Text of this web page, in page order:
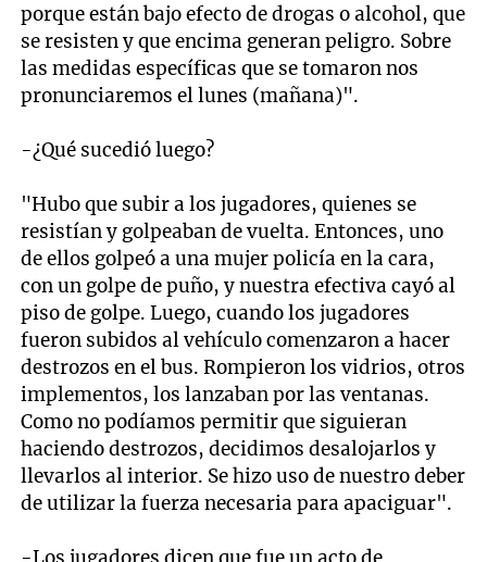
porque están bajo efecto de drogas o alcohol, que
se resisten y que encima generan peligro. Sobre
las medidas específicas que se tomaron nos
pronunciaremos el lunes (mañana)".
-¿Qué sucedió luego?
"Hubo que subir a los jugadores, quienes se
resistían y golpeaban de vuelta. Entonces, uno
de ellos golpeó a una mujer policía en la cara,
con un golpe de puño, y nuestra efectiva cayó al
piso de golpe. Luego, cuando los jugadores
fueron subidos al vehículo comenzaron a hacer
destrozos en el bus. Rompieron los vidrios, otros
implementos, los lanzaban por las ventanas.
Como no podíamos permitir que siguieran
haciendo destrozos, decidimos desalojarlos y
llevarlos al interior. Se hizo uso de nuestro deber
de utilizar la fuerza necesaria para apaciguar".